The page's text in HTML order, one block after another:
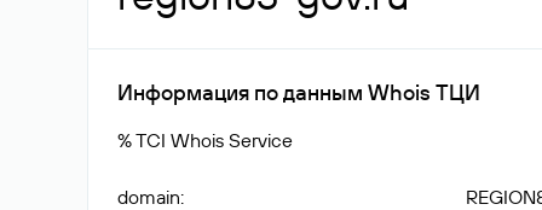
Информация по данным Whois ТЦИ
% TCI Whois Service
domain: